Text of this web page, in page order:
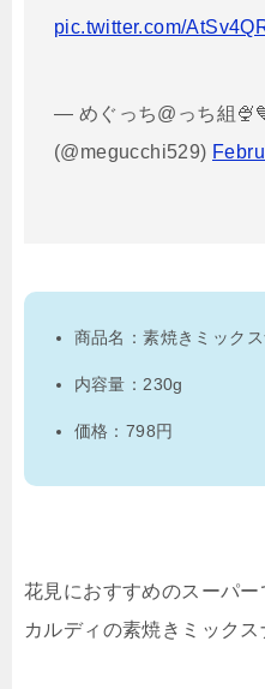
pic.twitter.com/
— めぐっち@っち組
(@megucchi529)
商品名：素焼きミック
内容量：230g
価格：798円
花見におすすめのスーパー
カルディの素焼きミックス